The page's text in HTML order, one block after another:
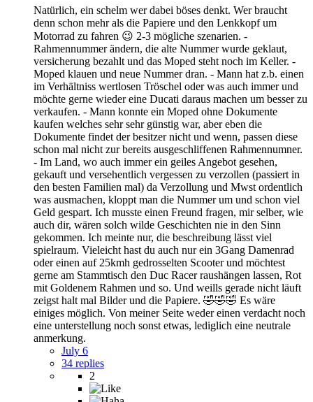
Natürlich, ein schelm wer dabei böses denkt. Wer braucht
denn schon mehr als die Papiere und den Lenkkopf um
Motorrad zu fahren 😉 2-3 mögliche szenarien. -
Rahmennummer ändern, die alte Nummer wurde geklaut,
versicherung bezahlt und das Moped steht noch im Keller. -
Moped klauen und neue Nummer dran. - Mann hat z.b. einen
im Verhältniss wertlosen Tröschel oder was auch immer und
möchte gerne wieder eine Ducati daraus machen um besser zu
verkaufen. - Mann konnte ein Moped ohne Dokumente
kaufen welches sehr sehr günstig war, aber eben die
Dokumente findet der besitzer nicht und wenn, passen diese
schon mal nicht zur bereits ausgeschliffenen Rahmennumner.
- Im Land, wo auch immer ein geiles Angebot gesehen,
gekauft und versehentlich vergessen zu verzollen (passiert in
den besten Familien mal) da Verzollung und Mwst ordentlich
was ausmachen, kloppt man die Nummer um und schon viel
Geld gespart. Ich musste einen Freund fragen, mir selber, wie
auch dir, wären solch wilde Geschichten nie in den Sinn
gekommen. Ich meinte nur, die beschreibung lässt viel
spielraum. Vieleicht hast du auch nur ein 3Gang Damenrad
oder einen auf 25kmh gedrosselten Scooter und möchtest
gerne am Stammtisch den Duc Racer raushängen lassen, Rot
mit Goldenem Rahmen und so. Und weills gerade nicht läuft
zeigst halt mal Bilder und die Papiere. 🤣🤣🤣 Es wäre
einiges möglich. Von meiner Seite weder einen verdacht noch
eine unterstellung noch sonst etwas, lediglich eine neutrale
anmerkung.
July 6
34 replies
2